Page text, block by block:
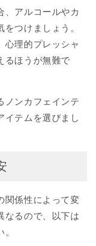
、アルコールやカ
つけましょう。
心理的プレッシャ
るほうが無難で
ノンカフェインテ
イテムを選びまし
関係性によって変
なるので、以下は